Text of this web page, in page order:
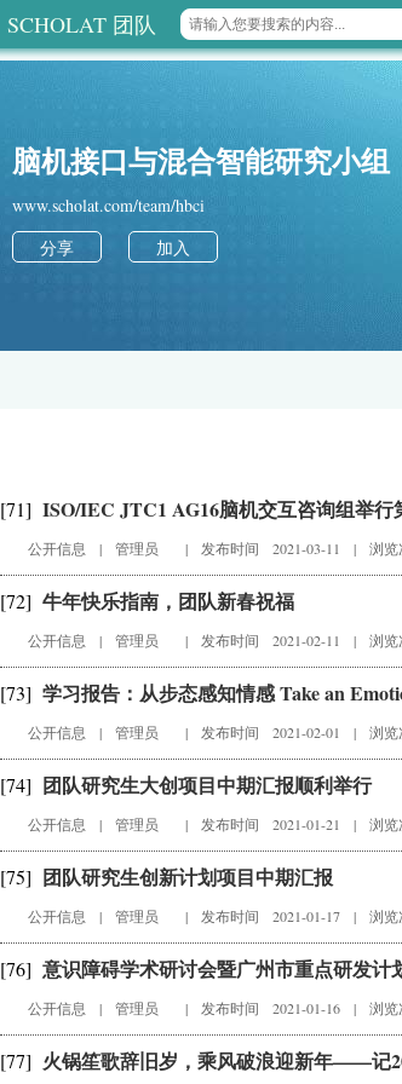
SCHOLAT 团队
脑机接口与混合智能研究小组
www.scholat.com/team/hbci
分享
加入
[71] ISO/IEC JTC1 AG16脑机交互咨询组举行
公开信息 | 管理员 | 发布时间 2021-03-11 | 浏
[72] 牛年快乐指南，团队新春祝福
公开信息 | 管理员 | 发布时间 2021-02-11 | 浏
[73] 学习报告：从步态感知情感 Take an
公开信息 | 管理员 | 发布时间 2021-02-01 | 浏览
[74] 团队研究生大创项目中期汇报顺利举行
公开信息 | 管理员 | 发布时间 2021-01-21 | 浏
[75] 团队研究生创新计划项目中期汇报
公开信息 | 管理员 | 发布时间 2021-01-17 | 浏
[76] 意识障碍学术研讨会暨广州市重点研发计
公开信息 | 管理员 | 发布时间 2021-01-16 | 浏
[77] 火锅笙歌辞旧岁，乘风破浪迎新年——记